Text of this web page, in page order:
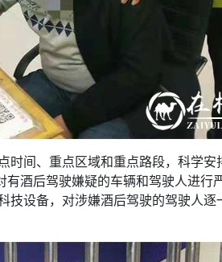
间、重点区域和重点路段，科学
酒后驾驶嫌疑的车辆和驾驶人进
设备，对涉嫌酒后驾驶的驾驶人